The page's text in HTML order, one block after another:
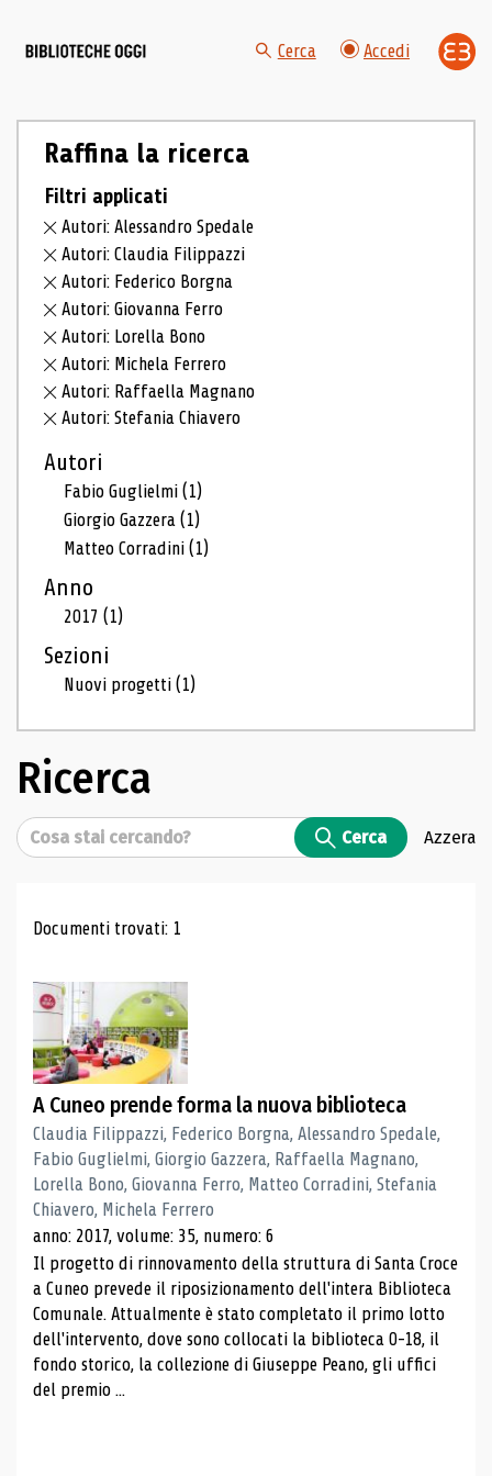
Cerca Accedi
Raffina la ricerca
Filtri applicati
Autori: Alessandro Spedale
Autori: Claudia Filippazzi
Autori: Federico Borgna
Autori: Giovanna Ferro
Autori: Lorella Bono
Autori: Michela Ferrero
Autori: Raffaella Magnano
Autori: Stefania Chiavero
Autori
Fabio Guglielmi(1)
Giorgio Gazzera(1)
Matteo Corradini(1)
Anno
2017(1)
Sezioni
Nuovi progetti(1)
Ricerca
Cerca Cerca Azzera
Risultati di ricerca
Documenti trovati: 1
A Cuneo prende forma la nuova biblioteca
Claudia Filippazzi, Federico Borgna, Alessandro Spedale,
Fabio Guglielmi, Giorgio Gazzera, Raffaella Magnano,
Lorella Bono, Giovanna Ferro, Matteo Corradini, Stefania
Chiavero, Michela Ferrero
anno: 2017, volume: 35, numero: 6
Il progetto di rinnovamento della struttura di Santa Croce
a Cuneo prevede il riposizionamento dell'intera Biblioteca
Comunale. Attualmente è stato completato il primo lotto
dell'intervento, dove sono collocati la biblioteca 0-18, il
fondo storico, la collezione di Giuseppe Peano, gli uffici
del premio ...